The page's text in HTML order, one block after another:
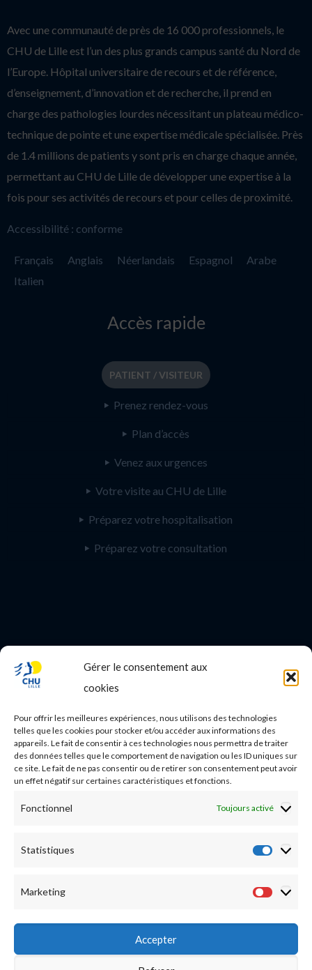
Gérer le consentement aux
cookies
Pour offrir les meilleures expériences, nous utilisons des technologies
telles que les cookies pour stocker et/ou accéder aux informations des
appareils. Le fait de consentir à ces technologies nous permettra de traiter
des données telles que le comportement de navigation ou les ID uniques sur
ce site. Le fait de ne pas consentir ou de retirer son consentement peut avoir
un effet négatif sur certaines caractéristiques et fonctions.
Fonctionnel Toujours activé
Statistiques
Marketing
Accepter
Avec une communauté de près de 16 000 professionnels, le
CHU de Lille est l’un des plus grands campus santé du Nord de
l’Europe. Hôpital universitaire de recours et de référence,
d’enseignement, d’innovation et de recherche, il prend en
charge des pathologies lourdes nécessitant un plateau médico-
technique de pointe et une expertise médicale spécialisée. Près
de 1.4 millions de patients y sont pris en charge chaque année,
permettant au CHU de Lille de développer une expertise à la
fois pour ses activités de recours et pour celles de proximité.
Accessibilité : conforme
Français Anglais Néerlandais Espagnol
Arabe
Italien
Accès rapide
PATIENT / VISITEUR
Prenez rendez-vous
Plan d’accès
Venez aux urgences
Votre visite au CHU de Lille
Préparez votre hospitalisation
Préparez votre consultation
PROFESSIONNEL DE SANTE
Nos essais cliniques
Ecoles paramédicales